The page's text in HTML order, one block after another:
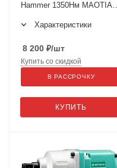
Hammer 1350Нм MAOTIAN
Характеристики
8 200 ₽/шт
КУПИТЬ
Купить со скидкой
В РАССРОЧКУ